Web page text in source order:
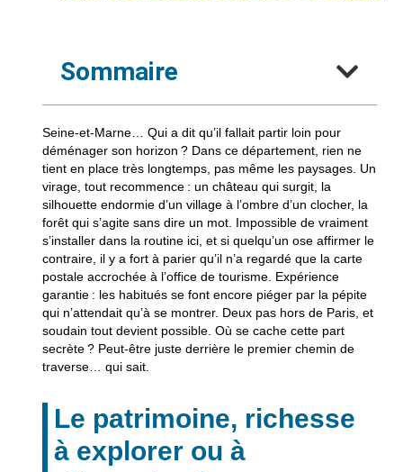
Sommaire
Seine-et-Marne… Qui a dit qu’il fallait partir loin pour
déménager son horizon ? Dans ce département, rien ne
tient en place très longtemps, pas même les paysages. Un
virage, tout recommence : un château qui surgit, la
silhouette endormie d’un village à l’ombre d’un clocher, la
forêt qui s’agite sans dire un mot. Impossible de vraiment
s’installer dans la routine ici, et si quelqu’un ose affirmer le
contraire, il y a fort à parier qu’il n’a regardé que la carte
postale accrochée à l’office de tourisme. Expérience
garantie : les habitués se font encore piéger par la pépite
qui n’attendait qu’à se montrer. Deux pas hors de Paris, et
soudain tout devient possible. Où se cache cette part
secrète ? Peut-être juste derrière le premier chemin de
traverse… qui sait.
Le patrimoine, richesse
à explorer ou à